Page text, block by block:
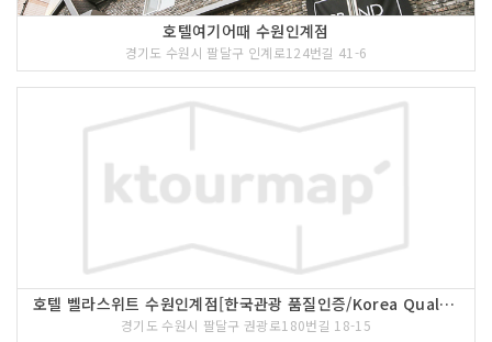
호텔여기어때 수원인계점
경기도 수원시 팔달구 인계로124번길 41-6
호텔 벨라스위트 수원인계점[한국관광 품질인증/Korea Quality]
경기도 수원시 팔달구 권광로180번길 18-15